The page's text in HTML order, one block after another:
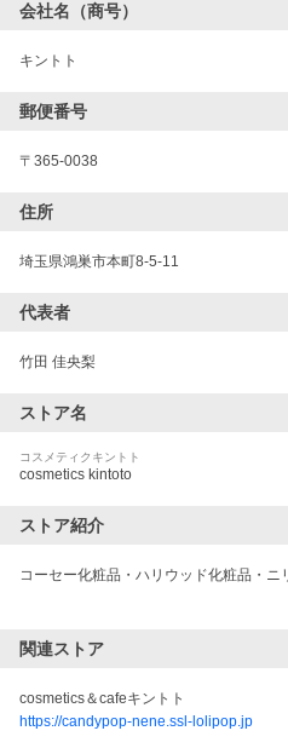
会社名（商号）
キントト
郵便番号
〒 365-0038
住所
埼玉県鴻巣市本町8-5-11
代表者
竹田 佳央梨
ストア名
コスメティクキントト
cosmetics kintoto
ストア紹介
コーセー化粧品・ハリウッド化粧品・
関連ストア
cosmetics＆cafeキントト
https://candypop-nene.ssl-lolipop.jp